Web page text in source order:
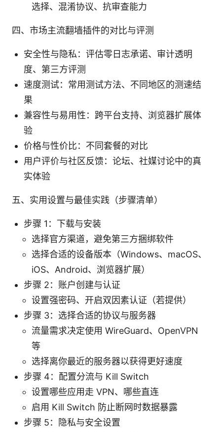
选择、混淆协议、抗审查能力
四、市场主流翻墙插件的对比与评测
安全性与隐私：评估零日志承诺、审计透明
度、第三方评测
速度测试：常用测试方法、不同地区的测速结
果
兼容性与易用性：跨平台支持、浏览器扩展体
验
价格与性价比：不同套餐的对比
用户评价与社区反馈：论坛、社媒讨论中的真
实体验
五、实用设置与最佳实践（步骤清单）
步骤 1：下载与安装
选择官方渠道，避免第三方捆绑软件
选择合适的设备版本（Windows、macOS、
iOS、Android、浏览器扩展）
步骤 2：账户创建与认证
设置强密码、开启双因素认证（若提供）
步骤 3：选择合适的协议与服务器
流量需求决定使用 WireGuard、OpenVPN
等
选择离你最近的服务器以获得更好速度
步骤 4：配置分流与 Kill Switch
设置哪些应用走 VPN、哪些直连
启用 Kill Switch 防止断网时数据暴露
步骤 5：隐私与安全设置